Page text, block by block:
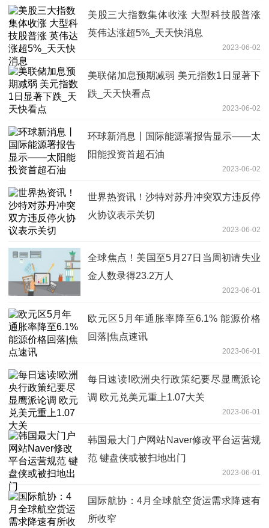
美股三大指数集体收涨 大型科技股普涨
英伟达涨超5%_天天快消息
2023-06-02
美联储加息预期减弱 美元指数1日显著下
跌_天天快看点
2023-06-02
环球新消息丨国际能源署报告显示——太
阳能投资首超石油
2023-06-02
世界热资讯！沙特对苏丹冲突双方违反停
火协议表示关切
2023-06-02
全球焦点！美国至5月27日当周初请失业
金人数录得23.2万人
2023-06-01
欧元区5月年通胀率降至6.1% 能源价格
回落|焦点速讯
2023-06-01
每日速读!欧洲央行政策纪要尽显鹰派论
调 欧元兑美元重上1.07大关
2023-06-01
韩国最大门户网站Naver修改平台运营规
范 键盘侠或被扫地出门
2023-06-01
国际航协：4月全球航空货运需求降速有
所收窄